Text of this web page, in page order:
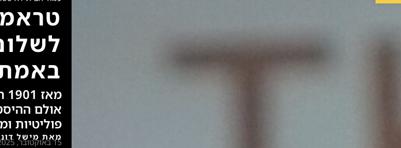
אולם
פוליטיות
מאת מישל
15 באוקטובר, 2025